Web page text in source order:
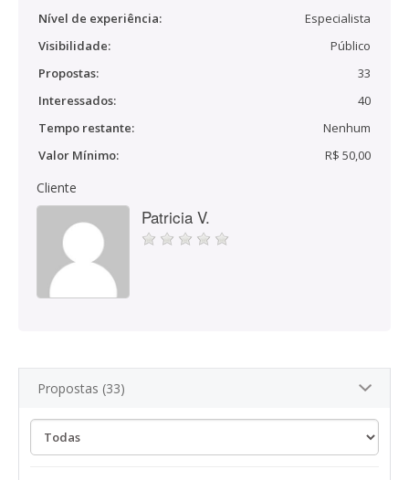
Nível de experiência:
Especialista
Visibilidade:
Público
Propostas:
33
Interessados:
40
Tempo restante:
Nenhum
Valor Mínimo:
R$ 50,00
Cliente
Patricia V.
Propostas (33)